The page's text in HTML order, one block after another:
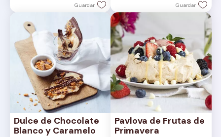
Guardar Guardar
Dulce de Chocolate
Blanco y Caramelo
Pavlova de Frutas de
Primavera